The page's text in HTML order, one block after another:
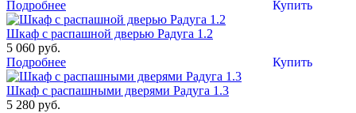
Купить
Подробнее
Шкаф с распашной дверью Радуга 1.2
5 060 руб.
Купить
Подробнее
Шкаф с распашными дверями Радуга 1.3
5 280 руб.